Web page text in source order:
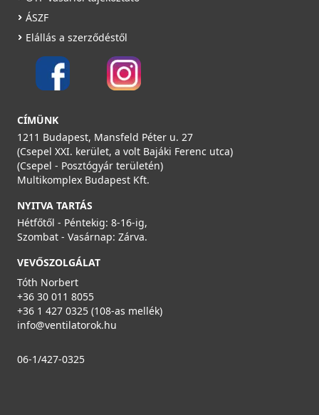
ÁSZF
Elállás a szerződéstől
CÍMÜNK
1211 Budapest, Mansfeld Péter u. 27
(Csepel XXI. kerület, a volt Bajáki Ferenc utca)
(Csepel - Posztógyár területén)
Multikomplex Budapest Kft.
NYITVA TARTÁS
Hétfőtől - Péntekig: 8-16-ig,
Szombat - Vasárnap: Zárva.
VEVŐSZOLGÁLAT
Tóth Norbert
+36 30 011 8055
+36 1 427 0325 (108-as mellék)
info@ventilatorok.hu
06-1/427-0325